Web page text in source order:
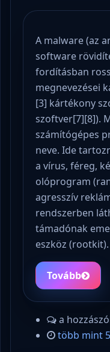
A malware (az
software
fordításban
megnevezései
[3] kártékony
szoftver[7][8]).
számítógépes
neve. Ide
a vírus, féreg,
olóprogram
agresszív
rendszerben
támadónak
eszköz
Tovább
a
több mint